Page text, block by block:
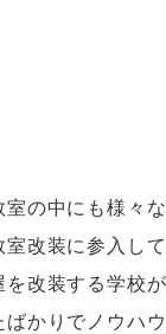
の中にも様々
改装に参入し
を改装する学校
かりでノウハ